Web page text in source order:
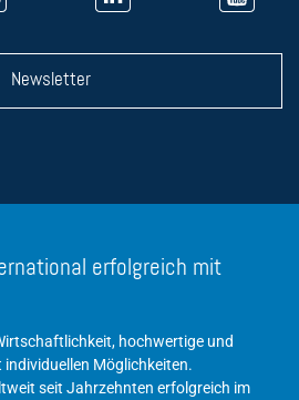
Newsletter
erfolgreich mit
hochwertige und
Möglichkeiten.
seit Jahrzehnten erfolgreich im